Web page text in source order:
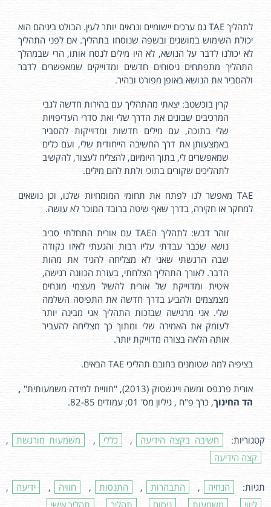
לתהליך TAE גם ערכים יישומיים ונראים יותר לעין. הבולט ביניהם הוא
יכולת השימוש במושגים ובשפה שנוסחו בתהליך. אם לפני התהליך
לא יכולנו לדבר על הנושא, לא היו מילים לנסח אותו, הרי שבמהלך
התהליך מתפתחים ניסוחים חדשים ומדוייקים שמאפשרים לדבר
ולהסביר את הנושא באופן מפורט ובהיר.
קרין בוכשטב: יצאתי מהתהליך עם בהירות חדשה לגבי
המרכיבים שבונים את הדרך שלי ואת סדרי העדיפויות
שלי בתוכה, עם מילים חדשות ומדוייקות להסביר
באמצעותן את דרך החשיבה הייחודית שלי, ועם כלים
שמאפשרים לי, בתוך היומיום, להצליח לעצור, להקשיב
לתהליכים שקורים בתוכי ולתת להם מילים.
TAE מאפשר לנו לפתח את תחומי המומחיות שלנו, וכן נושאים
למחקר או חקירה, בדרך שאף שיטה ברובד המוכר לא עושה.
זוהר דבש: לתהליך הTAE עם אורית התחלתי סביב
נושא שכבר עבדתי עליו רבות והגעתי לאיזו נקודה
שבה הרגשתי שאני לא מצליחה להגיד את מהות
הדבר. לאורך התהליך הצלחתי, בעזרת הכוונה רגישה,
איטית ומדוייקת של אורית להשיל מעצמי מונחים
מצמצמים ולהביע בדרך חדשה את התפיסה השלמה
שלי. אני מרגישה שבזכות התהליך אני מבינה יותר
לעומק את האמירה שלי ומתוך כך מצליחה להעביר
אותה הלאה בצורה מדוייקת יותר.
בציפיה למה שטומנים בחובם תהליכי TAE הבאים.
אורית פרנפס ומשה ויינשטוק (2013), "חוויית למידה משמעותית"
,
הד החינוך, כרך פ"ח , גיליון מס' 01; עמודים 82-85.
קטגוריות: חשיבה בקצה הידיעה , כללי , משמעות מורגשת
,
קצה הידיעה
תגיות: הנחיה , התבהרות , התנסות , חוויה , ידיעה
,